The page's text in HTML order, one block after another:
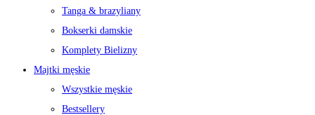
Tanga & brazyliany
Bokserki damskie
Komplety Bielizny
Majtki męskie
Wszystkie męskie
Bestsellery